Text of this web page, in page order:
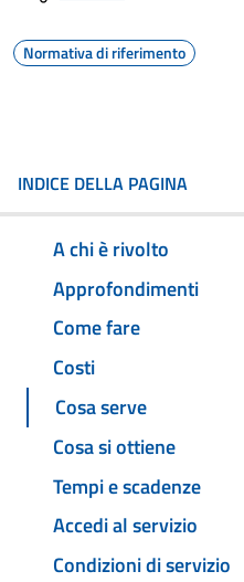
Normativa di riferimento
INDICE DELLA PAGINA
A chi è rivolto
Approfondimenti
Come fare
Costi
Cosa serve
Cosa si ottiene
Tempi e scadenze
Accedi al servizio
Condizioni di servizio